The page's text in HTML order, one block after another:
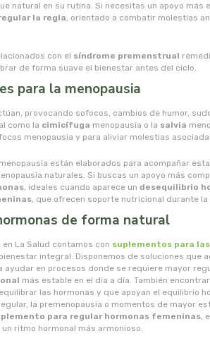
natural en su rutina. Si necesitas un apoyo más
la regla, orientado a combatir molestias
con el síndrome premenstrual
de forma suave el bienestar antes del ciclo.
para la menopausia
provocando sofocos, cambios de humor,
como la cimicífuga menopausia o la salvia
menopausia y para aliviar molestias
están elaborados para acompañar
naturales. Si buscas un apoyo más
, ideales cuando aparece un desequilibrio
, que ofrecen soporte nutricional durante
de forma natural
La Salud contamos con suplementos para
integral. Disponemos de soluciones que
en procesos donde se requiere mayor
más estable en el día a día. También
las hormonas y que apoyan el equilibrio
la premenopausia o momentos de mayor
para regular hormonas femeninas,
ritmo hormonal más armonioso.